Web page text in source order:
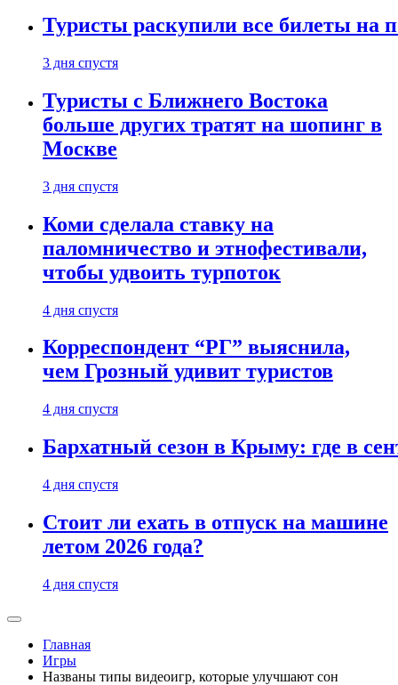
Туристы раскупили все билеты на
3 дня спустя
Туристы с Ближнего Востока
больше других тратят на шопинг в
Москве
3 дня спустя
Коми сделала ставку на
паломничество и этнофестивали,
чтобы удвоить турпоток
4 дня спустя
Корреспондент “РГ” выяснила,
чем Грозный удивит туристов
4 дня спустя
Бархатный сезон в Крыму: где в
4 дня спустя
Стоит ли ехать в отпуск на машине
летом 2026 года?
4 дня спустя
Главная
Игры
Названы типы видеоигр, которые улучшают сон